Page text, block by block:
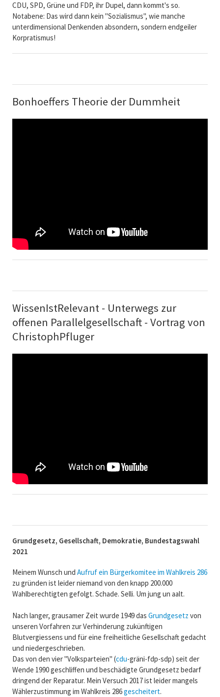
CDU, SPD, Grüne und FDP, ihr Dupel, dann kommt's so.
Notabene: Das wird dann kein "Sozialismus", wie manche
unterdimensional Denkenden absondern, sondern endgeiler
Korpratismus!
Bonhoeffers Theorie der Dummheit
WissenIstRelevant - Unterwegs zur
offenen Parallelgesellschaft - Vortrag von
ChristophPfluger
Grundgesetz, Gesellschaft, Demokratie, Bundestagswahl
2021
Meinem Wunsch und Aufruf ein Bürgerkomitee im Wahlkreis 286
zu gründen ist leider niemand von den knapp 200.000
Wahlberechtigten gefolgt. Schade. Selli. Um jung un aalt.
Nach langer, grausamer Zeit wurde 1949 das Grundgesetz von
unseren Vorfahren zur Verhinderung zukünftigen
Blutvergiessens und für eine freiheitliche Gesellschaft gedacht
und niedergeschrieben.
Das von den vier "Volksparteien" (cdu-gräni-fdp-sdp) seit der
Wende 1990 geschliffen und beschädigte Grundgesetz bedarf
dringend der Reparatur. Mein Versuch 2017 ist leider mangels
Wählerzustimmung im Wahlkreis 286gescheitert.